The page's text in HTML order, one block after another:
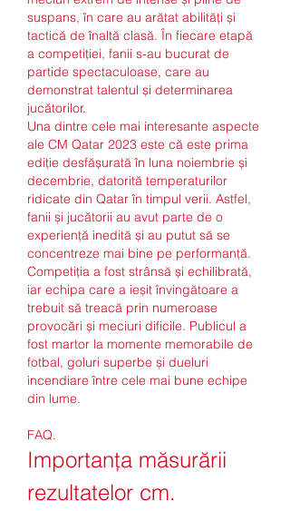
suspans, în care au arătat abilități și
tactică de înaltă clasă. În fiecare etapă
a competiției, fanii s-au bucurat de
partide spectaculoase, care au
demonstrat talentul și determinarea
jucătorilor.
Una dintre cele mai interesante aspecte
ale CM Qatar 2023 este că este prima
ediție desfășurată în luna noiembrie și
decembrie, datorită temperaturilor
ridicate din Qatar în timpul verii. Astfel,
fanii și jucătorii au avut parte de o
experiență inedită și au putut să se
concentreze mai bine pe performanță.
Competiția a fost strânsă și echilibrată,
iar echipa care a ieșit învingătoare a
trebuit să treacă prin numeroase
provocări și meciuri dificile. Publicul a
fost martor la momente memorabile de
fotbal, goluri superbe și dueluri
incendiare între cele mai bune echipe
din lume.
FAQ.
Importanța măsurării
rezultatelor cm.